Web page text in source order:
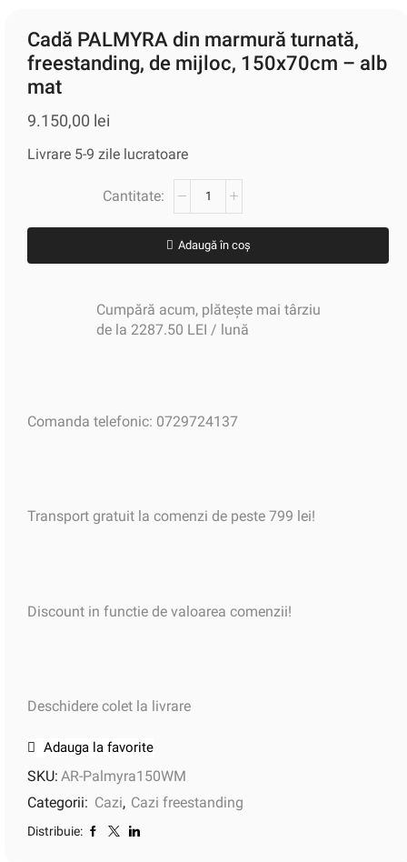
Cadă PALMYRA din marmură turnată,
freestanding, de mijloc, 150x70cm – alb
mat
9.150,00 lei
Livrare 5-9 zile lucratoare
Adaugă în coș
Cumpără acum, plătește mai târziu
de la 2287.50 LEI / lună
Comanda telefonic: 0729724137
Transport gratuit la comenzi de peste 799 lei!
Discount in functie de valoarea comenzii!
Deschidere colet la livrare
Adauga la favorite
SKU: AR-Palmyra150WM
Categorii: Cazi, Cazi freestanding
Distribuie: